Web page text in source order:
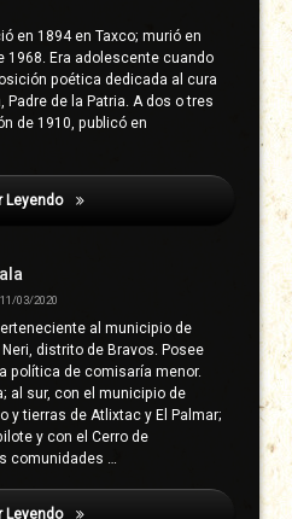
en 1894 en Taxco; murió en
1968. Era adolescente cuando
poética dedicada al cura
Padre de la Patria. A dos o tres
de 1910, publicó en
Leyendo Albarrán, Melesio
03/2020
al municipio de
Neri, distrito de Bravos. Posee
política de comisaría menor.
al sur, con el municipio de
y tierras de Atlixtac y El Palmar;
y con el Cerro de
comunidades …
Leyendo Albarrán, Melesio